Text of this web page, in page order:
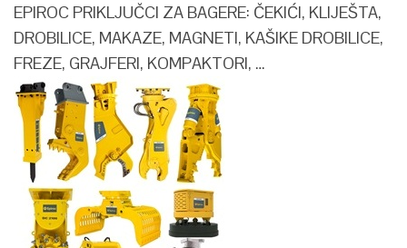
EPIROC PRIKLJUČCI ZA BAGERE: ČEKIĆI, KLIJEŠTA,
DROBILICE, MAKAZE, MAGNETI, KAŠIKE DROBILICE,
FREZE, GRAJFERI, KOMPAKTORI, …